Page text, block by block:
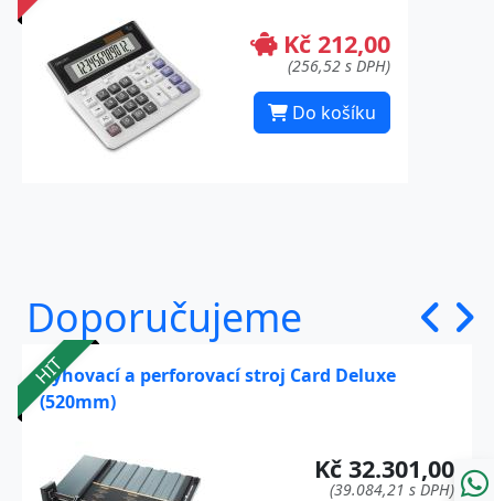
Kč 212,00
(256,52 s DPH)
Do košíku
Doporučujeme
HIT
Rýhovací a perforovací stroj Card Deluxe
(520mm)
Kč 32.301,00
(39.084,21 s DPH)